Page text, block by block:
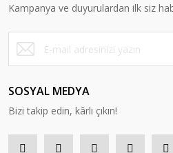
Kampanya ve duyurulardan ilk siz
SOSYAL MEDYA
Bizi takip edin, kârlı çıkın!